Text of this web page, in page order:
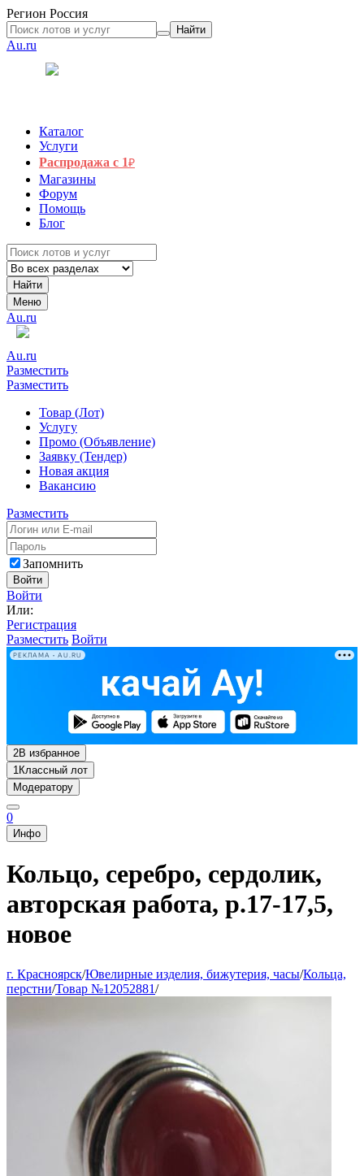
Регион Россия
Найти
Au.ru
Каталог
Услуги
Распродажа с 1₽
Магазины
Форум
Помощь
Блог
Найти
Меню
Au.ru
Au.ru
Разместить
Разместить
Товар (Лот)
Услугу
Промо (Объявление)
Заявку (Тендер)
Новая акция
Вакансию
Разместить
Запомнить
Войти
Войти
Или:
Регистрация
Разместить Войти
РЕКЛАМА • AU.RU
2В избранное
1Классный лот
Модератору
0
Инфо
Кольцо, серебро, сердолик,
авторская работа, р.17-17,5,
новое
г. Красноярск/Ювелирные изделия, бижутерия, часы/Кольца,
перстни/Товар №12052881/